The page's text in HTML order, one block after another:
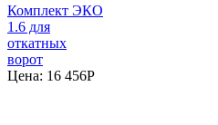
Комплект ЭКО
1.6 для
откатных
ворот
Цена: 16 456P